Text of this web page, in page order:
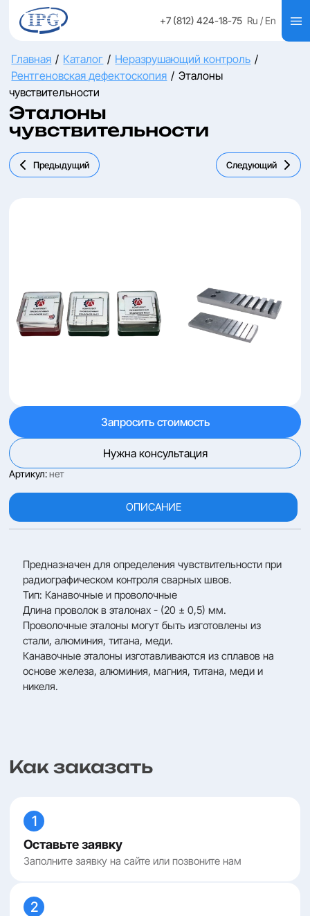
+7 (812) 424-18-75 Ru / En
Главная / Каталог / Неразрушающий контроль /
Рентгеновская дефектоскопия / Эталоны
чувствительности
Эталоны
чувствительности
Предыдущий Следующий
Артикул:нет
Запросить стоимость
Нужна консультация
ОПИСАНИЕ
Предназначен для определения чувствительности при
радиографическом контроля сварных швов.
Тип: Канавочные и проволочные
Длина проволок в эталонах - (20 ± 0,5) мм.
Проволочные эталоны могут быть изготовлены из
стали, алюминия, титана, меди.
Канавочные эталоны изготавливаются из сплавов на
основе железа, алюминия, магния, титана, меди и
никеля.
Как заказать
1
Оставьте заявку
Заполните заявку на сайте или позвоните нам
2